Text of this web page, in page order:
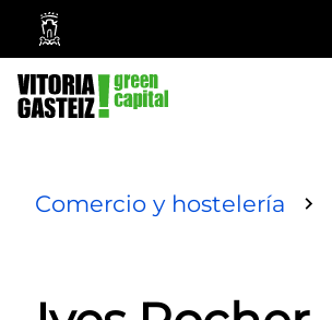
Ayuntamiento
Vitoria-
Gasteiz
Comercio y hostelería